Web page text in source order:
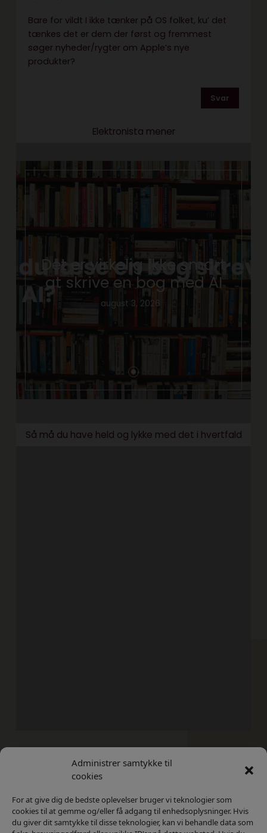
Administrer samtykke til
cookies
For at give dig de bedste oplevelser bruger vi teknologier som
cookies til at gemme og/eller få adgang til enhedsoplysninger. Hvis
du giver dit samtykke til disse teknologier, kan vi behandle data som
Bare for vildt I ikke tænker på OS folket, ku’ det
tænkes det er dem der først og fremmest
søger nyheder/rygter om Apple’s nye
produkter?
Svar
Elektronista mener
Det er virkelig ikke smart
at skrive en bog med AI
august 3, 2026
Så må du have held og lykke med det i hvertfald
Kontakt